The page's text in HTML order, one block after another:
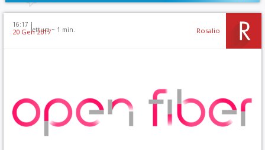
16:17 |
lettura ~ 1 min.
20 Gen 2017 Rosalio